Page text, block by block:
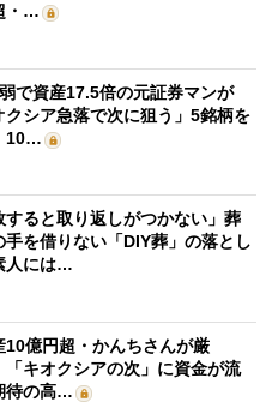
・…
弱で資産17.5倍の元証券マンが
クシア急落で次に狙う」5銘柄を
10…
すると取り返しがつかない」葬
手を借りない「DIY葬」の落とし
には…
10億円超・かんちさんが厳
「キオクシアの次」に資金が流
待の高…